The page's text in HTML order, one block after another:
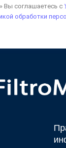
Вы соглашаетесь с
обработки